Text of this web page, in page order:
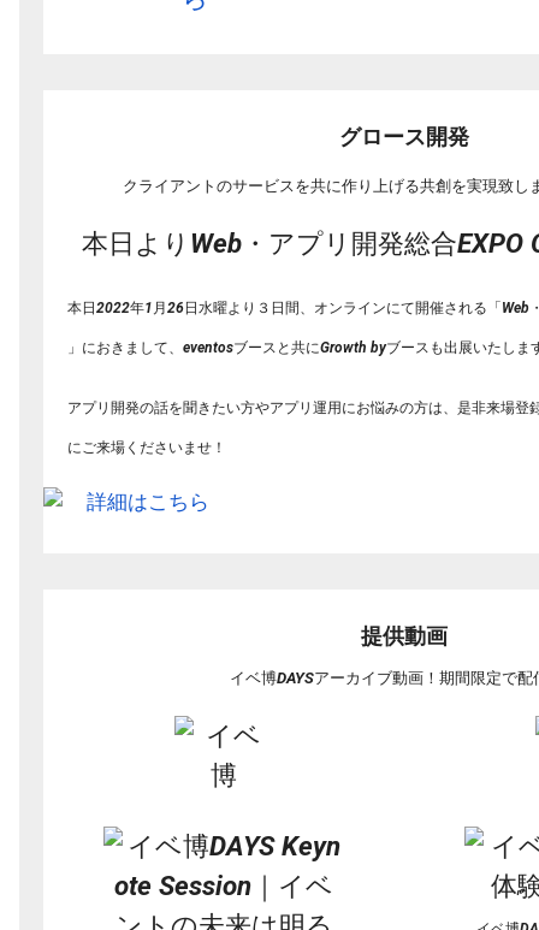
グロース開発
クライアントのサービスを共に作り上げる共創を実現致し
本日よりWeb・アプリ開発総合EXPO
本日2022年1月26日水曜より３日間、 オンラインにて開催される「Web
」におきまして、 eventosブースと共にGrowth byブースも出展いたしま
アプリ開発の話を聞きたい方やアプリ運用にお悩みの方は、 是非来場登
にご来場くださいませ！
提供動画
イベ博DAYSアーカイブ動画！期間限定で配